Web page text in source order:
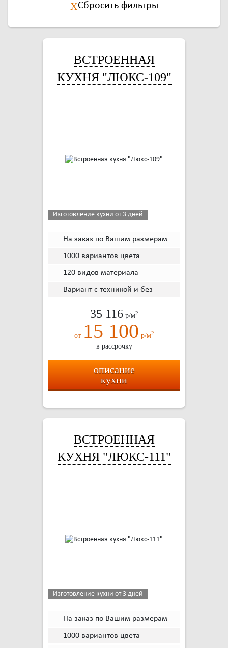
Сбросить фильтры
ВСТРОЕННАЯ
КУХНЯ "ЛЮКС-109"
Изготовление кухни от 3 дней
На заказ по Вашим размерам
1000 вариантов цвета
120 видов материала
Вариант с техникой и без
35 116р/м2
от 15 100 р/м2
в рассрочку
описание
кухни
ВСТРОЕННАЯ
КУХНЯ "ЛЮКС-111"
Изготовление кухни от 3 дней
На заказ по Вашим размерам
1000 вариантов цвета